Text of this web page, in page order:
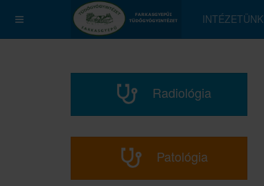
INTÉZETÜNK
Radiológia
Patológia